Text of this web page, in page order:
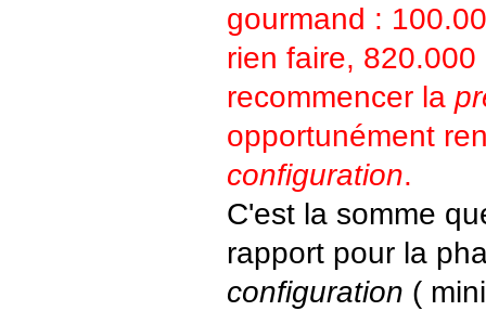
gourmand :
rien faire,
recommencer la
opportunément
configuration.
C'est la somme
rapport pour la
configuration (